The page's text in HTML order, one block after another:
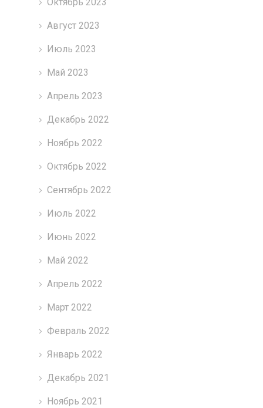
Октябрь 2023
Август 2023
Июль 2023
Май 2023
Апрель 2023
Декабрь 2022
Ноябрь 2022
Октябрь 2022
Сентябрь 2022
Июль 2022
Июнь 2022
Май 2022
Апрель 2022
Март 2022
Февраль 2022
Январь 2022
Декабрь 2021
Ноябрь 2021